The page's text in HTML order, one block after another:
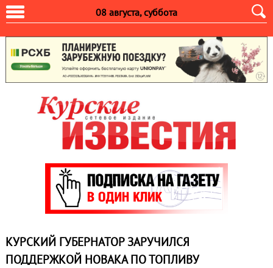
08 августа, суббота
КУРСКИЙ ГУБЕРНАТОР ЗАРУЧИЛСЯ
ПОДДЕРЖКОЙ НОВАКА ПО ТОПЛИВУ